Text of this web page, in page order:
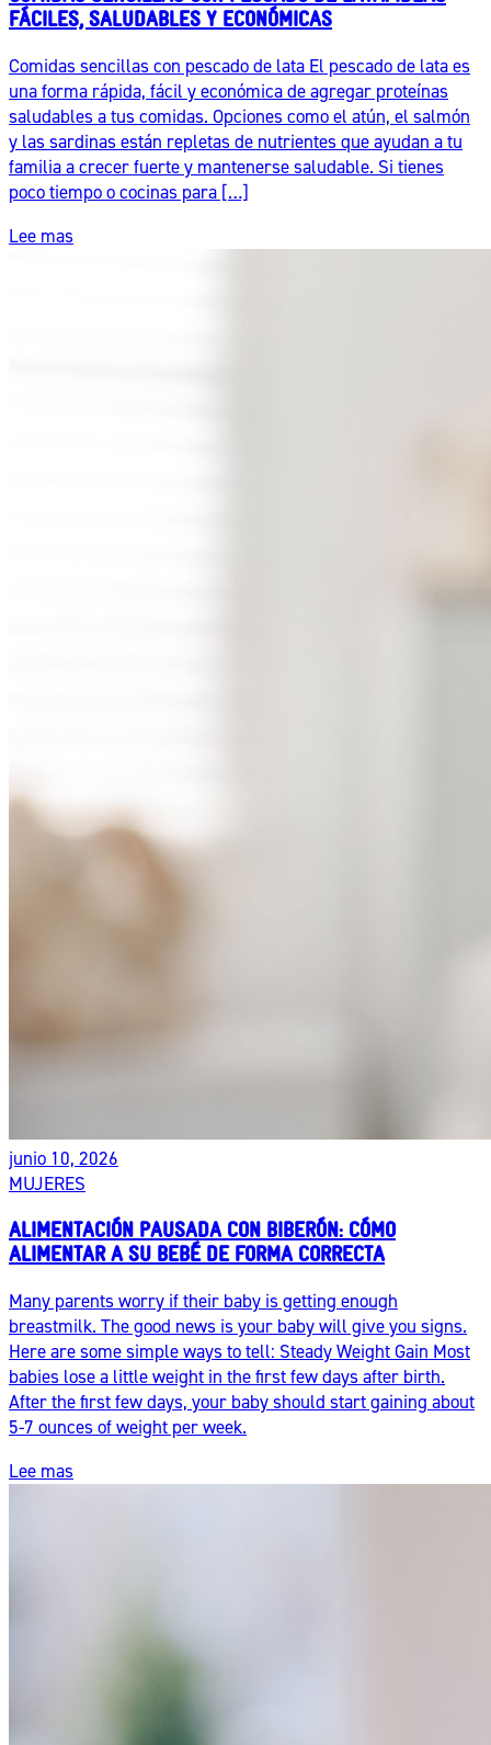
FÁCILES, SALUDABLES Y ECONÓMICAS
Comidas sencillas con pescado de lata El pescado de lata es
una forma rápida, fácil y económica de agregar proteínas
saludables a tus comidas. Opciones como el atún, el salmón
y las sardinas están repletas de nutrientes que ayudan a tu
familia a crecer fuerte y mantenerse saludable. Si tienes
poco tiempo o cocinas para […]
Lee mas
junio 10, 2026
MUJERES
ALIMENTACIÓN PAUSADA CON BIBERÓN: CÓMO
ALIMENTAR A SU BEBÉ DE FORMA CORRECTA
Many parents worry if their baby is getting enough
breastmilk. The good news is your baby will give you signs.
Here are some simple ways to tell: Steady Weight Gain Most
babies lose a little weight in the first few days after birth.
After the first few days, your baby should start gaining about
5-7 ounces of weight per week.
Lee mas